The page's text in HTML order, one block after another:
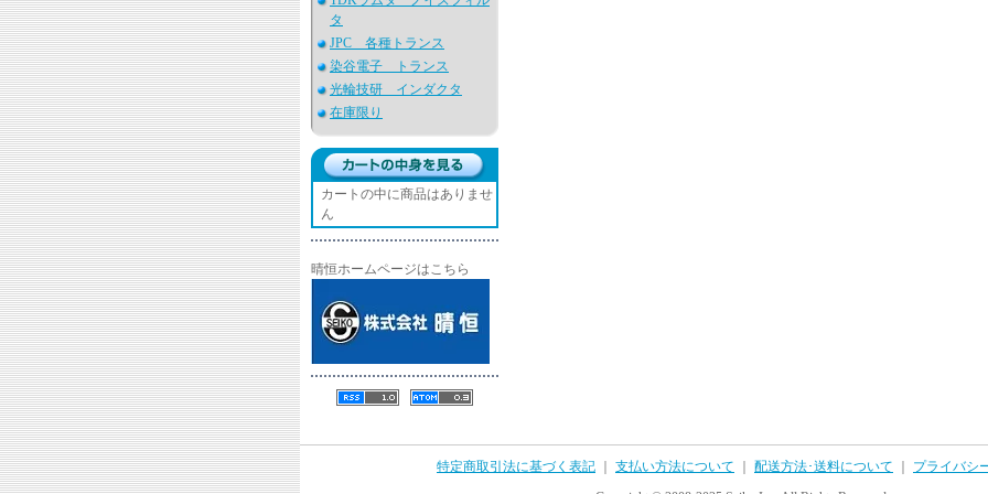
タ
JPC 各種トランス
染谷電子 トランス
光輪技研 インダクタ
在庫限り
カートの中に商品はありませ
ん
晴恒ホームページはこちら
特定商取引法に基づく表記 支払い方法について 配送方法･送料について
プライバシ